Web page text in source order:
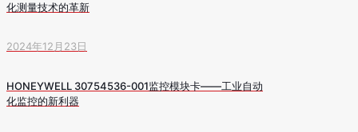
化测量技术的革新
2024年12月23日
HONEYWELL 30754536-001监控模块卡——工业自动
化监控的新利器